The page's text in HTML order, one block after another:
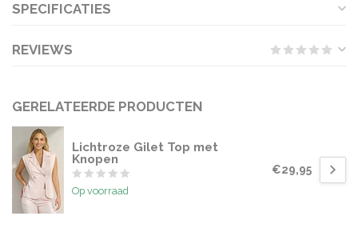
SPECIFICATIES
REVIEWS
GERELATEERDE PRODUCTEN
Lichtroze Gilet Top met
Knopen
Op voorraad
€29,95